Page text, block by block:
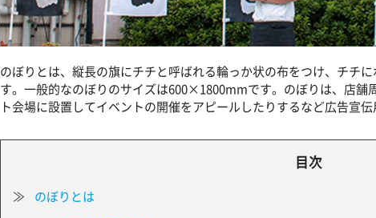
のぼりとは、縦長の旗にチチと呼ばれる輪っか状の布をつけ、チチ
す。一般的なのぼりのサイズは600×1800mmです。のぼりは、店舗
ト会場に設置してイベントの開催をアピールしたりするなど広告宣
目次
のぼりとは